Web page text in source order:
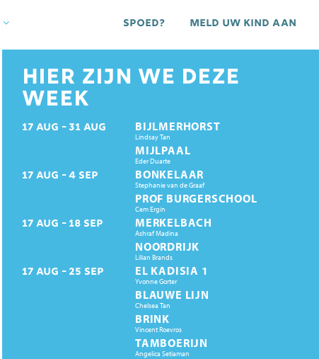
Meld uw kind aan
Spoed?
HIER ZIJN WE DEZE
WEEK
17 AUG 31 AUG BIJLMERHORST
Lindsay Tan
MIJLPAAL
Eder Duarte
17 AUG 4 SEP BONKELAAR
Stephanie van de Graaf
PROF BURGERSCHOOL
Cem Ergin
17 AUG 18 SEP MERKELBACH
Ashraf Madina
NOORDRIJK
Lilian Brands
17 AUG 25 SEP EL KADISIA 1
Yvonne Gorter
BLAUWE LIJN
Chelsea Tan
BRINK
Vincent Roevros
TAMBOERIJN
Angelica Setiaman